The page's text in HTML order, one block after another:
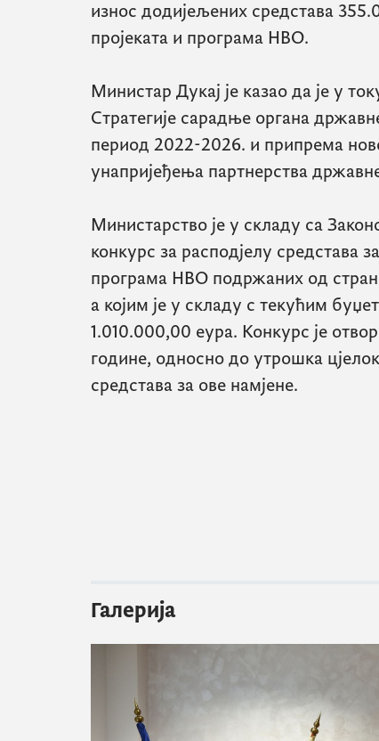
износ додијељених средстава
пројеката и програма НВО.
Министар Дукај је казао да је у
Стратегије сарадње органа
период 2022-2026. и припрема
унапријеђења партнерства
Министарство је у складу са
конкурс за расподјелу средстава
програма НВО подржаних од
а којим је у складу с текућим
1.010.000,00 еура. Конкурс је
године, односно до утрошка
средстава за ове намјене.
Галерија